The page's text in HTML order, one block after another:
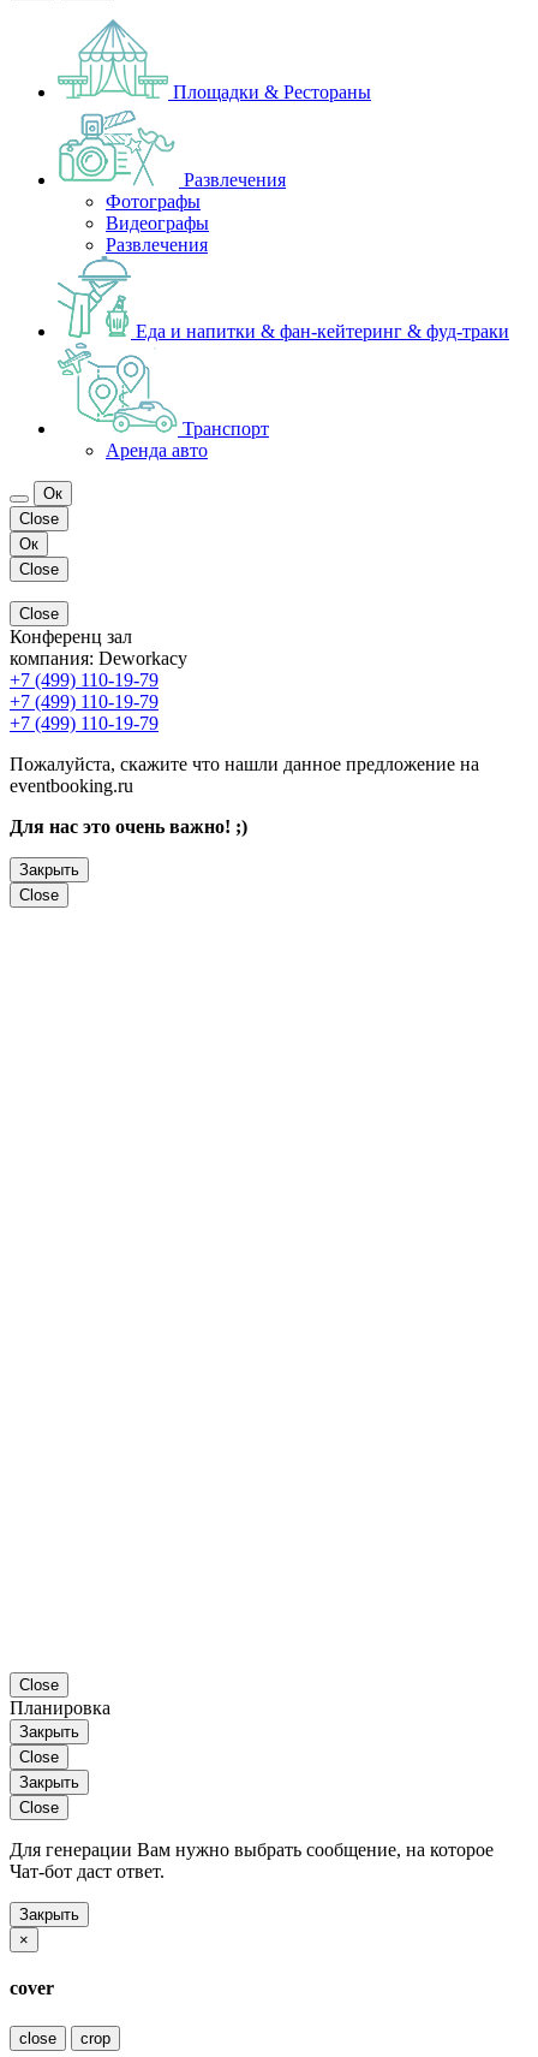
Площадки & Рестораны
Развлечения
Фотографы
Видеографы
Развлечения
Еда и напитки & фан-кейтеринг & фуд-траки
Транспорт
Аренда авто
Ок
Close
Ок
Close
Close
Конференц зал
компания: Deworkacy
+7 (499) 110-19-79
+7 (499) 110-19-79
+7 (499) 110-19-79
Пожалуйста, скажите что нашли данное предложение на
eventbooking.ru
Для нас это очень важно! ;)
Закрыть
Close
Close
Планировка
Закрыть
Close
Закрыть
Close
Для генерации Вам нужно выбрать сообщение, на которое
Чат-бот даст ответ.
Закрыть
×
cover
close crop